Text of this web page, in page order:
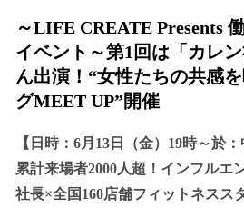
～LIFE CREATE Presents
イベント～第1回は「カレ
ん出演！“女性たちの共感
グMEET UP”開催
【日時：6月13日（金）19時～於
累計来場者2000人超！インフルエ
社長×全国160店舗フィットネスス